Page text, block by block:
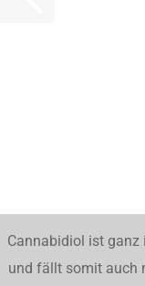
Cannabidiol ist ganz
und fällt somit auch